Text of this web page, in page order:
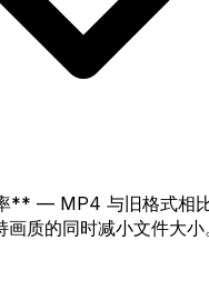
** — MP4 与旧格式相
画质的同时减小文件大小